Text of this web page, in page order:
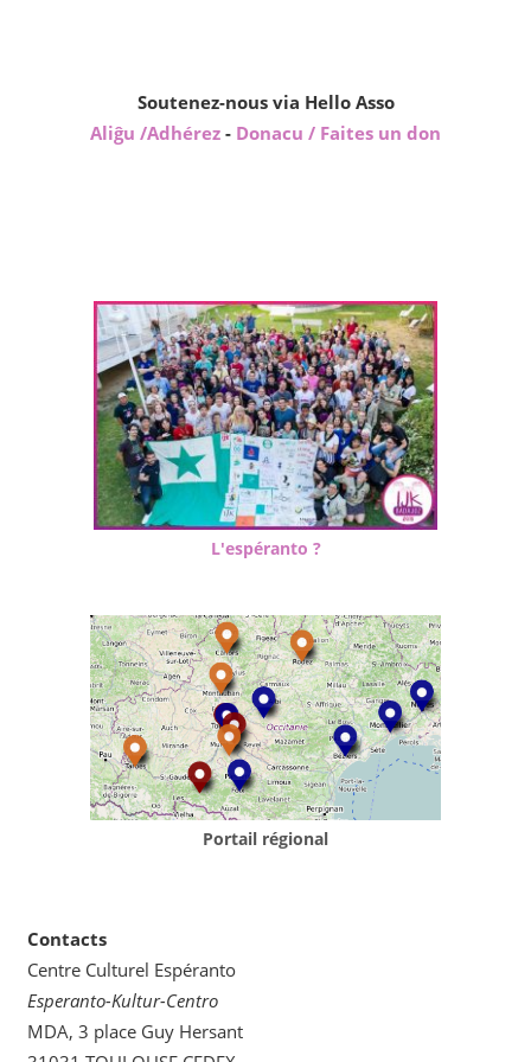
Soutenez-nous via Hello Asso
Aliĝu /Adhérez - Donacu / Faites un don
L'espéranto ?
Portail régional
Contacts
Centre Culturel Espéranto
Esperanto-Kultur-Centro
MDA, 3 place Guy Hersant